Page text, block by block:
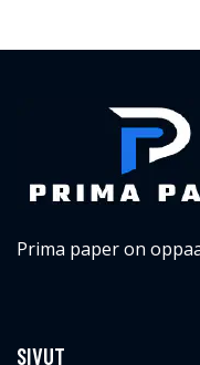
Prima paper on
SIVUT